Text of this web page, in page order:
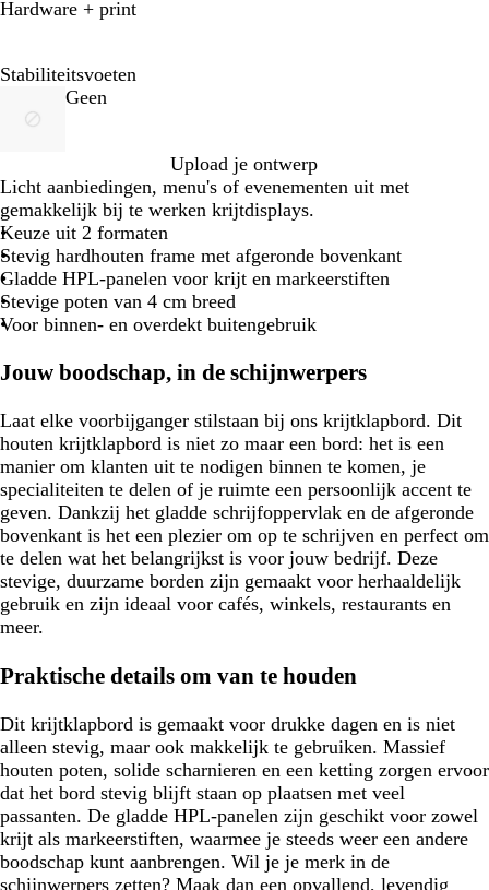
Hardware + print
Stabiliteitsvoeten
Geen
Upload je ontwerp
Licht aanbiedingen, menu's of evenementen uit met
gemakkelijk bij te werken krijtdisplays.
Keuze uit 2 formaten
Stevig hardhouten frame met afgeronde bovenkant
Gladde HPL-panelen voor krijt en markeerstiften
Stevige poten van 4 cm breed
Voor binnen- en overdekt buitengebruik
Jouw boodschap, in de schijnwerpers
Laat elke voorbijganger stilstaan bij ons krijtklapbord. Dit
houten krijtklapbord is niet zo maar een bord: het is een
manier om klanten uit te nodigen binnen te komen, je
specialiteiten te delen of je ruimte een persoonlijk accent te
geven. Dankzij het gladde schrijfoppervlak en de afgeronde
bovenkant is het een plezier om op te schrijven en perfect om
te delen wat het belangrijkst is voor jouw bedrijf. Deze
stevige, duurzame borden zijn gemaakt voor herhaaldelijk
gebruik en zijn ideaal voor cafés, winkels, restaurants en
meer.
Praktische details om van te houden
Dit krijtklapbord is gemaakt voor drukke dagen en is niet
alleen stevig, maar ook makkelijk te gebruiken. Massief
houten poten, solide scharnieren en een ketting zorgen ervoor
dat het bord stevig blijft staan op plaatsen met veel
passanten. De gladde HPL-panelen zijn geschikt voor zowel
krijt als markeerstiften, waarmee je steeds weer een andere
boodschap kunt aanbrengen. Wil je je merk in de
schijnwerpers zetten? Maak dan een opvallend, levendig